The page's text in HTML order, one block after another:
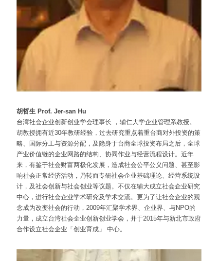
胡哲生 Prof. Jer-san Hu
台湾社会企业创新创业学会理事长 ，辅仁大学企业管理系教授。
胡教授拥有近30年教研经验，过去研究重点着重台商对外投资的策
略、国际分工与资源分配，及隐身于台商全球投资布局之后，全球
产业价值链的企业网路的结构、协同作业与经营流程设计。近年
来，有鉴于社会财富两极化发展，造成社会公平公义问题、甚至影
响社会正常经济活动，乃转而专研社会企业基础理论、经营系统设
计，及社会创新与社会创业等议题。不仅在辅大成立社会企业研究
中心，进行社会企业学术研究及学术交流。更为了让社会企业的观
念成为改变社会的行动，2009年汇聚学术界、企业界、与NPO的
力量，成立台湾社会企业创新创业学会，并于2015年与新北市政府
合作设立社会企业「创业育成」 中心。